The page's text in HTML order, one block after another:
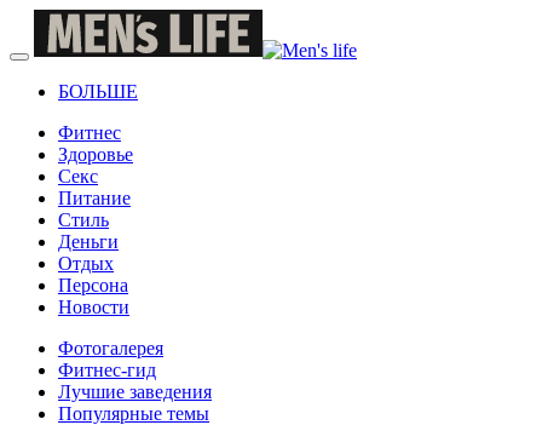
БОЛЬШЕ
Фитнес
Здоровье
Секс
Питание
Стиль
Деньги
Отдых
Персона
Новости
Фотогалерея
Фитнес-гид
Лучшие заведения
Популярные темы